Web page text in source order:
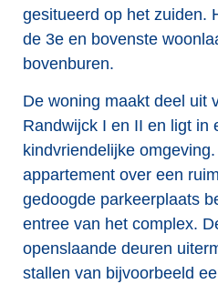
gesitueerd op het zuiden.
de 3e en bovenste
bovenburen.
De woning maakt deel uit
Randwijck I en II en ligt in
kindvriendelijke
appartement over een
gedoogde parkeerplaats
entree van het complex.
openslaande deuren
stallen van bijvoorbeeld